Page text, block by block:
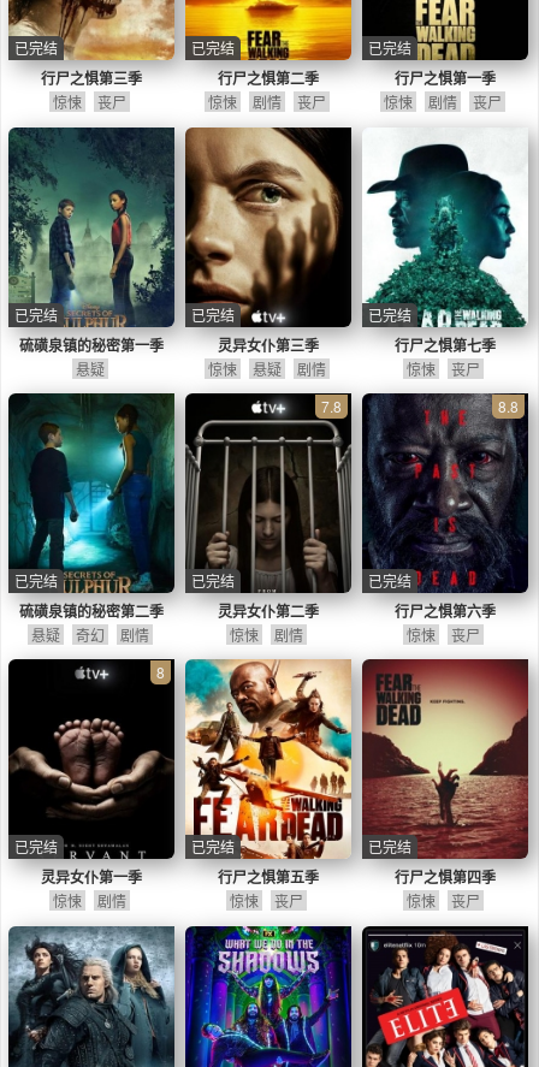
行尸之惧第三季
已完结
惊悚 丧尸
行尸之惧第二季
已完结
惊悚 剧情 丧尸
行尸之惧第一季
已完结
惊悚 剧情 丧尸
硫磺泉镇的秘密第一季
已完结
悬疑
灵异女仆第三季
已完结
惊悚 悬疑 剧情
行尸之惧第七季
已完结
惊悚 丧尸
硫磺泉镇的秘密第二季
已完结
悬疑 奇幻 剧情
灵异女仆第二季
7.8
已完结
惊悚 剧情
行尸之惧第六季
8.8
已完结
惊悚 丧尸
灵异女仆第一季
8
已完结
惊悚 剧情
行尸之惧第五季
已完结
惊悚 丧尸
行尸之惧第四季
已完结
惊悚 丧尸